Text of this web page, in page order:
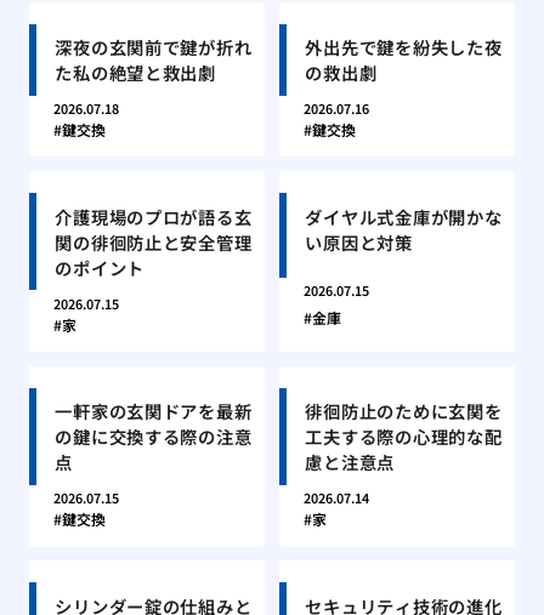
深夜の玄関前で鍵が折れ
た私の絶望と救出劇
2026.07.18
鍵交換
外出先で鍵を紛失した夜
の救出劇
2026.07.16
鍵交換
介護現場のプロが語る玄
関の徘徊防止と安全管理
のポイント
2026.07.15
家
ダイヤル式金庫が開かな
い原因と対策
2026.07.15
金庫
一軒家の玄関ドアを最新
の鍵に交換する際の注意
点
2026.07.15
鍵交換
徘徊防止のために玄関を
工夫する際の心理的な配
慮と注意点
2026.07.14
家
シリンダー錠の仕組みと セキュリティ技術の進化